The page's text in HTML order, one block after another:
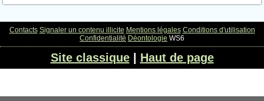
Contacts Signaler un contenu illicite Mentions légales Conditions d'utilisation
Confidentialité Déontologie WS6
Site classique| Haut de page